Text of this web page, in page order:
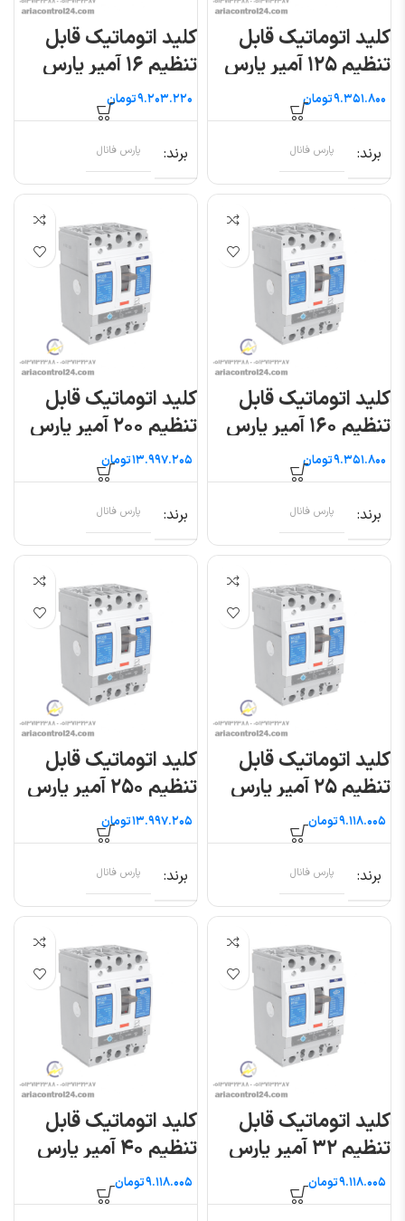
کلید اتوماتیک قابل
تنظیم ۱۲۵ آمپر پارس
فانال
تومان
برند پارس فانال
کلید اتوماتیک قابل
تنظیم ۱۶ آمپر پارس
فانال
تومان
برند پارس فانال
کلید اتوماتیک قابل
تنظیم ۱۶۰ آمپر پارس
فانال
تومان
برند پارس فانال
کلید اتوماتیک قابل
تنظیم ۲۰۰ آمپر پارس
فانال
تومان
برند پارس فانال
کلید اتوماتیک قابل
تنظیم ۲۵ آمپر پارس
فانال
تومان
برند پارس فانال
کلید اتوماتیک قابل
تنظیم ۲۵۰ آمپر پارس
فانال
تومان
برند پارس فانال
کلید اتوماتیک قابل
تنظیم ۳۲ آمپر پارس
فانال
تومان
کلید اتوماتیک قابل
تنظیم ۴۰ آمپر پارس
فانال
تومان